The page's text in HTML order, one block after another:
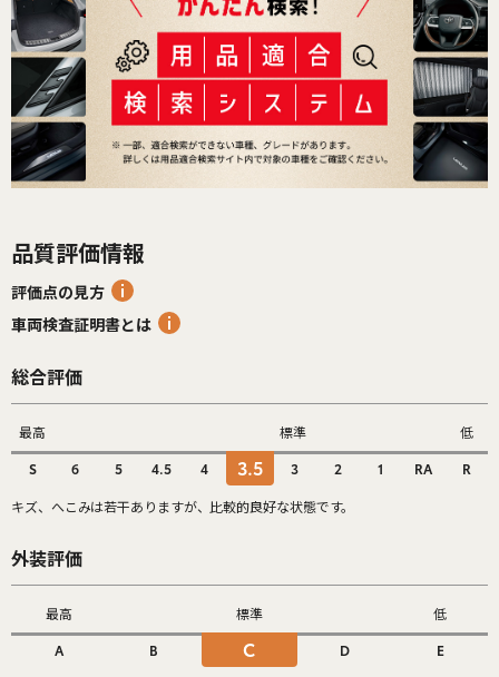
品質評価情報
評価点の見方
車両検査証明書とは
総合評価
最高 標準 低
S 6 5 4.5 4 3.5 3 2 1 RA R
キズ、へこみは若干ありますが、比較的良好な状態です。
外装評価
最高 標準 低
A B C D E